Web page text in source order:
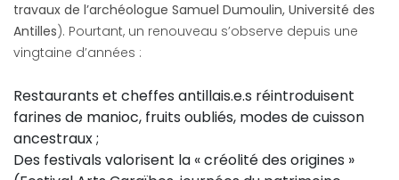
travaux de l’archéologue Samuel Dumoulin, Université des
Antilles). Pourtant, un renouveau s’observe depuis une
vingtaine d’années :
Restaurants et cheffes antillais.e.s réintroduisent
farines de manioc, fruits oubliés, modes de cuisson
ancestraux ;
Des festivals valorisent la « créolité des origines »